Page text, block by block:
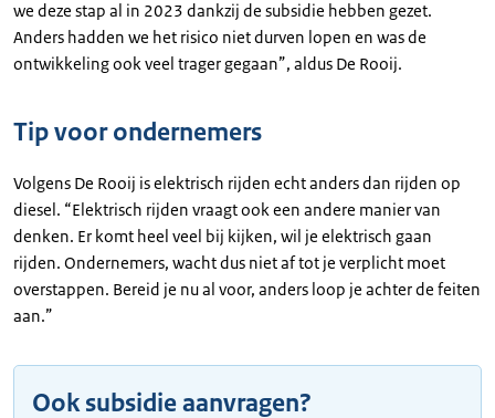
we deze stap al in 2023 dankzij de subsidie hebben gezet.
Anders hadden we het risico niet durven lopen en was de
ontwikkeling ook veel trager gegaan”, aldus De Rooij.
Tip voor ondernemers
Volgens De Rooij is elektrisch rijden echt anders dan rijden op
diesel. “Elektrisch rijden vraagt ook een andere manier van
denken. Er komt heel veel bij kijken, wil je elektrisch gaan
rijden. Ondernemers, wacht dus niet af tot je verplicht moet
overstappen. Bereid je nu al voor, anders loop je achter de feiten
aan.”
Ook subsidie aanvragen?